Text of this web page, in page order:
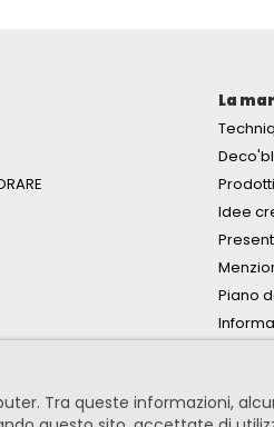
La
Idee
Piano
Tra queste informazioni,